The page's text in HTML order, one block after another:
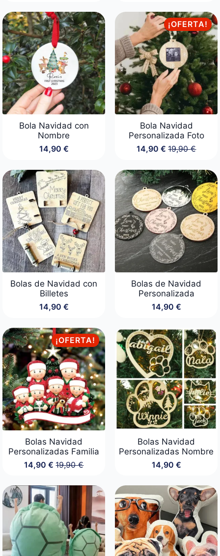
original
era:
19,90 €.
actual
es:
14,90 €.
Bola Navidad con
Nombre
14,90 €
¡OFERTA!
Bola Navidad
Personalizada Foto
19,90€
El
original
era:
19,90 €.
14,90 € El
actual
es:
14,90 €.
Bolas de Navidad con
Billetes
14,90 €
Bolas de Navidad
Personalizada
14,90 €
¡OFERTA!
Bolas Navidad
Personalizadas Familia
19,90€
El
original
era:
19,90 €.
14,90 € El
actual
es:
14,90 €.
Bolas Navidad
Personalizadas Nombre
14,90 €